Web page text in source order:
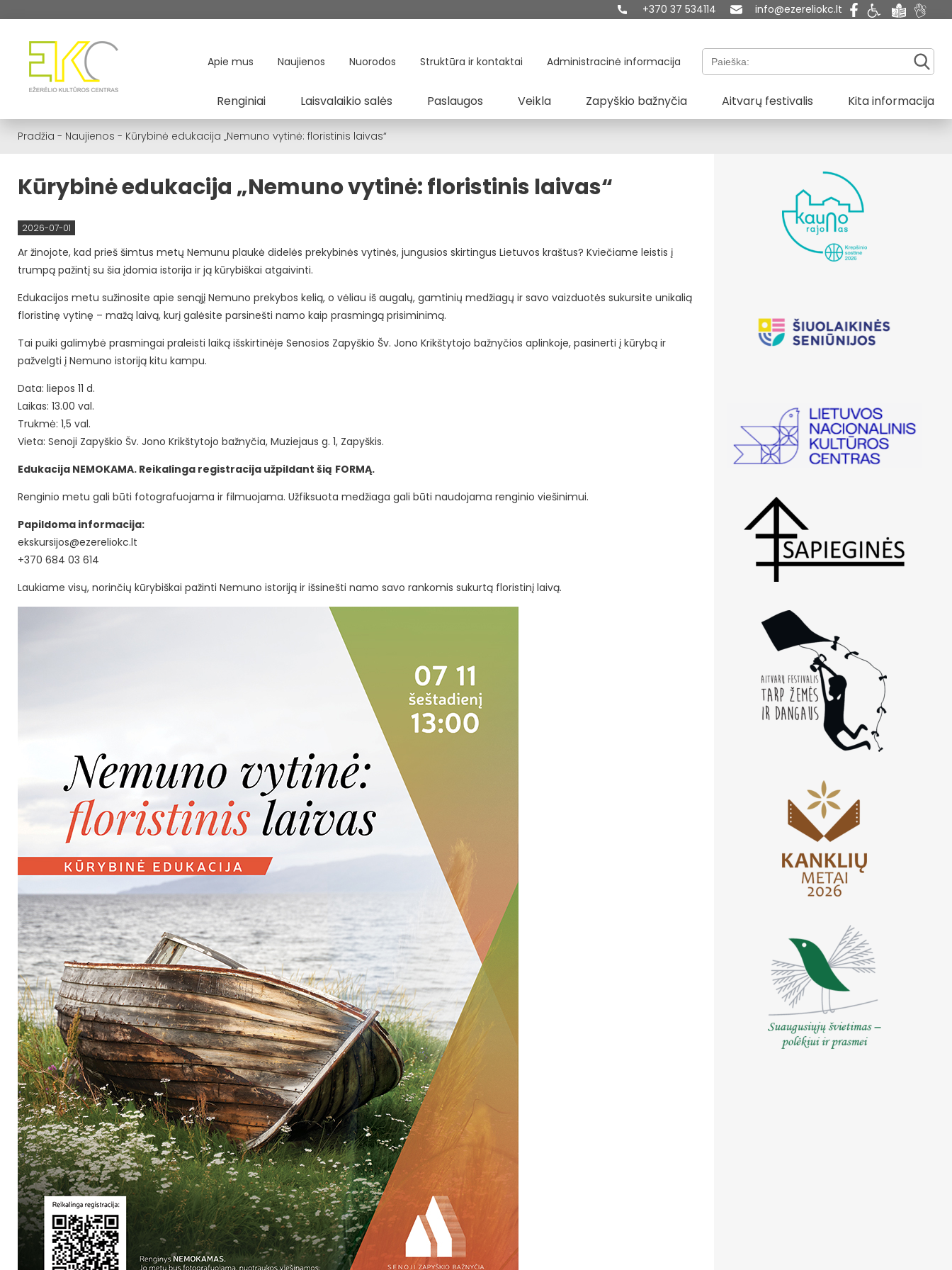
+370 37 534114 info@ezereliokc.lt
Apie mus Naujienos Nuorodos Struktūra ir kontaktai Administracinė informacija Paieška:
Renginiai Laisvalaikio salės Paslaugos Veikla Zapyškio bažnyčia Aitvarų festivalis Kita informacija
Pradžia - Naujienos - Kūrybinė edukacija „Nemuno vytinė: floristinis laivas“
Kūrybinė edukacija „Nemuno vytinė: floristinis laivas“
2026-07-01
Ar žinojote, kad prieš šimtus metų Nemunu plaukė didelės prekybinės vytinės, jungusios skirtingus Lietuvos kraštus? Kviečiame leistis į
trumpą pažintį su šia įdomia istorija ir ją kūrybiškai atgaivinti.
Edukacijos metu sužinosite apie senąjį Nemuno prekybos kelią, o vėliau iš augalų, gamtinių medžiagų ir savo vaizduotės sukursite unikalią
floristinę vytinę – mažą laivą, kurį galėsite parsinešti namo kaip prasmingą prisiminimą.
Tai puiki galimybė prasmingai praleisti laiką išskirtinėje Senosios Zapyškio Šv. Jono Krikštytojo bažnyčios aplinkoje, pasinerti į kūrybą ir
pažvelgti į Nemuno istoriją kitu kampu.
Data: liepos 11 d.
Laikas: 13.00 val.
Trukmė: 1,5 val.
Vieta: Senoji Zapyškio Šv. Jono Krikštytojo bažnyčia, Muziejaus g. 1, Zapyškis.
Edukacija NEMOKAMA. Reikalinga registracija užpildant šią FORMĄ.
Renginio metu gali būti fotografuojama ir filmuojama. Užfiksuota medžiaga gali būti naudojama renginio viešinimui.
Papildoma informacija:
ekskursijos@ezereliokc.lt
+370 684 03 614
Laukiame visų, norinčių kūrybiškai pažinti Nemuno istoriją ir išsinešti namo savo rankomis sukurtą floristinį laivą.